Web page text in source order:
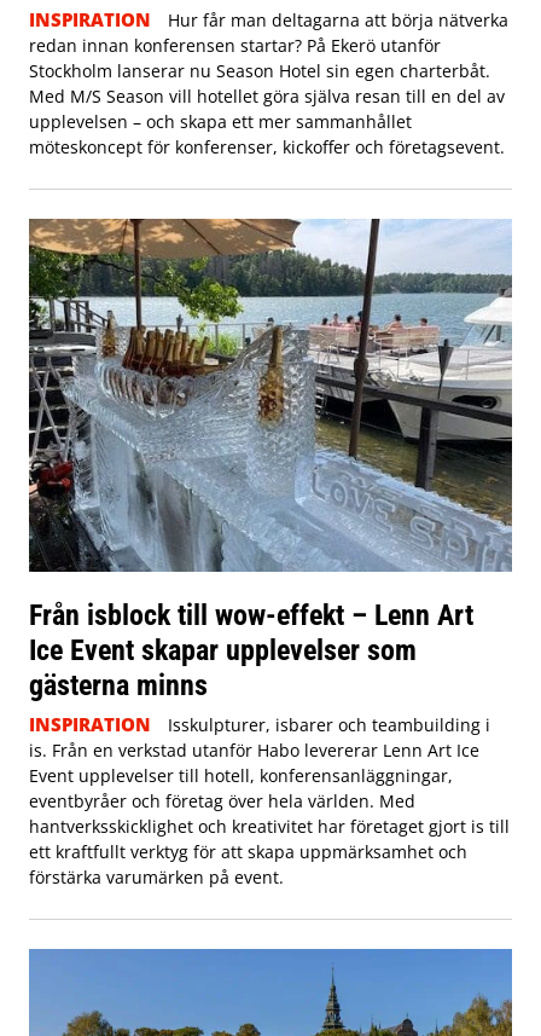
INSPIRATION
Hur får man deltagarna att börja nätverka
redan innan konferensen startar? På Ekerö utanför
Stockholm lanserar nu Season Hotel sin egen charterbåt.
Med M/S Season vill hotellet göra själva resan till en del av
upplevelsen – och skapa ett mer sammanhållet
möteskoncept för konferenser, kickoffer och företagsevent.
Från isblock till wow-effekt – Lenn Art
Ice Event skapar upplevelser som
gästerna minns
INSPIRATION
Isskulpturer, isbarer och teambuilding i
is. Från en verkstad utanför Habo levererar Lenn Art Ice
Event upplevelser till hotell, konferensanläggningar,
eventbyråer och företag över hela världen. Med
hantverksskicklighet och kreativitet har företaget gjort is till
ett kraftfullt verktyg för att skapa uppmärksamhet och
förstärka varumärken på event.